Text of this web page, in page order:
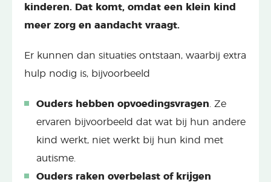
kinderen. Dat komt, omdat een klein kind
meer zorg en aandacht vraagt.
Er kunnen dan situaties ontstaan, waarbij extra
hulp nodig is, bijvoorbeeld
Ouders hebben opvoedingsvragen . Ze
ervaren bijvoorbeeld dat wat bij hun andere
kind werkt, niet werkt bij hun kind met
autisme.
Ouders raken overbelast of krijgen